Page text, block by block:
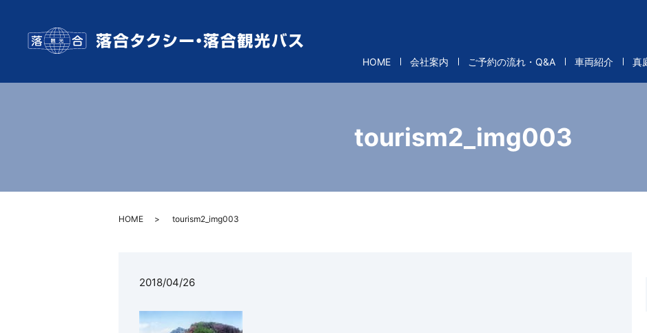
HOME
会社案内 ご予約の流れ・Q&A 車両紹介 真
tourism2_img003
HOME tourism2_img003
2018/04/26